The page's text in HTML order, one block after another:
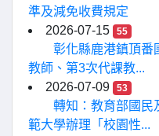
準及減免收費規定
2026-07-15
55
彰化縣鹿港鎮頂番
教師、第3次代課教...
2026-07-09
53
轉知：教育部國民
範大學辦理「校園性...